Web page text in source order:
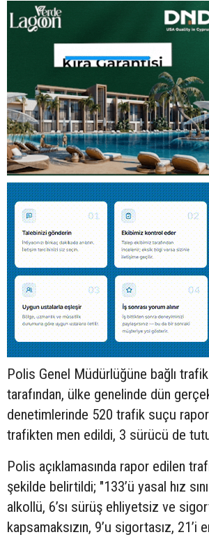
Polis Genel Müdürlüğüne bağlı
tarafından, ülke genelinde dün
denetimlerinde 520 trafik suçu
trafikten men edildi, 3 sürücü de
Polis açıklamasında rapor edilen
şekilde belirtildi; "133’ü yasal hız
alkollü, 6’sı sürüş ehliyetsiz ve
kapsamaksızın, 9’u sigortasız, 21’i